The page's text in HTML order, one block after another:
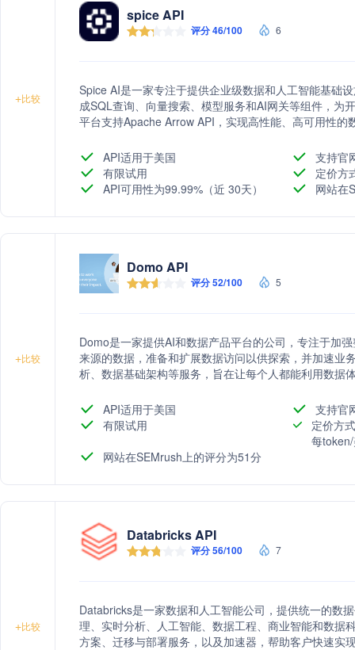
+比较
spice API
评分 46/100 6
Spice AI是一家专注于提供企业级数据和人工智能基础
成SQL查询、向量搜索、模型服务和AI网关等组件，为
平台支持Apache Arrow API，实现高性能、高可用性
API适用于美国
支持官
有限试用
定价方
API可用性为99.99%（近 30天）
网站在
+比较
Domo API
评分 52/100 5
Domo是一家提供AI和数据产品平台的公司，专注于加
来源的数据，准备和扩展数据访问以供探索，并加速业
析、数据基础架构等服务，旨在让每个人都能利用数据
API适用于美国
支持官
有限试用
定价方
每
网站在SEMrush上的评分为51分
+比较
Databricks API
评分 56/100 7
Databricks是一家数据和人工智能公司，提供统一的数
理、实时分析、人工智能、数据工程、商业智能和数据
方案、迁移与部署服务，以及加速器，帮助客户快速实